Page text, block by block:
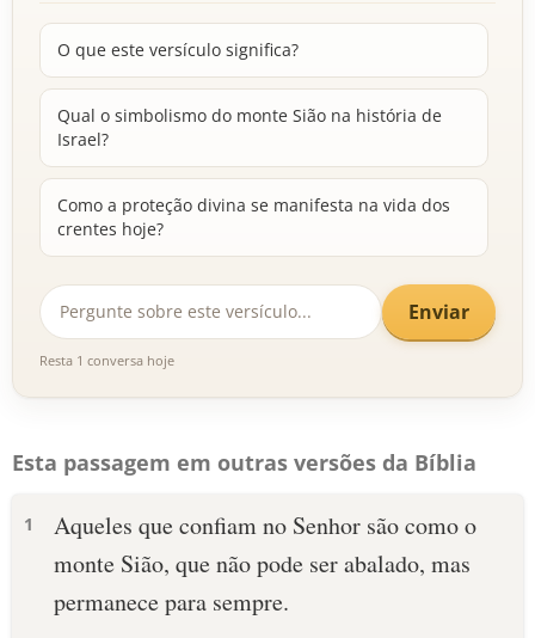
O que este versículo significa?
Qual o simbolismo do monte Sião na história de
Israel?
Como a proteção divina se manifesta na vida dos
crentes hoje?
Enviar
Resta 1 conversa hoje
Esta passagem em outras versões da Bíblia
1
Aqueles que confiam no Senhor são como o
monte Sião, que não pode ser abalado, mas
permanece para sempre.